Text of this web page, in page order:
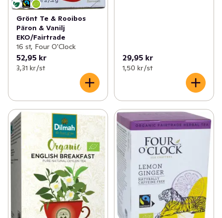
Grönt Te & Rooibos
Päron & Vanilj
EKO/Fairtrade
16 st, Four O'Clock
52,95 kr
3,31 kr /st
29,95 kr
1,50 kr /st